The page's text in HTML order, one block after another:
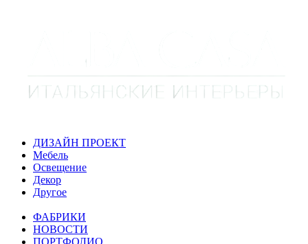
ДИЗАЙН ПРОЕКТ
Мебель
Освещение
Декор
Другое
ФАБРИКИ
НОВОСТИ
ПОРТФОЛИО